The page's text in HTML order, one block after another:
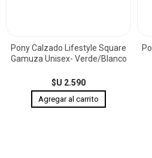
Pony Calzado Lifestyle Square
Gamuza Unisex- Verde/Blanco
$U 2.590